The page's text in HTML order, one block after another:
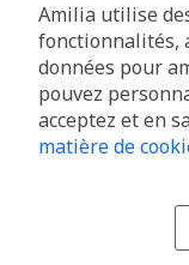
Amilia utilise
fonctionnalités,
données pour
pouvez
acceptez et en
matière de